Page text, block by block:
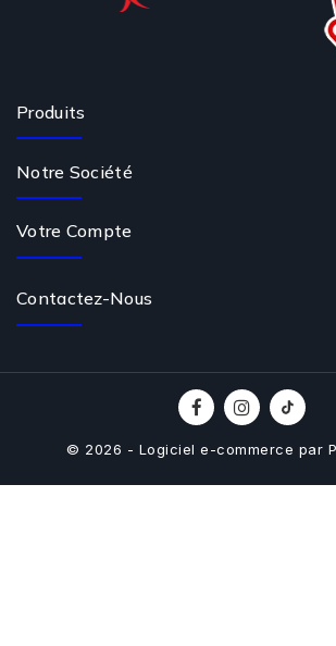
Produits
Notre Société
Votre Compte
Contactez-Nous
© 2026 - Logiciel e-commerce par